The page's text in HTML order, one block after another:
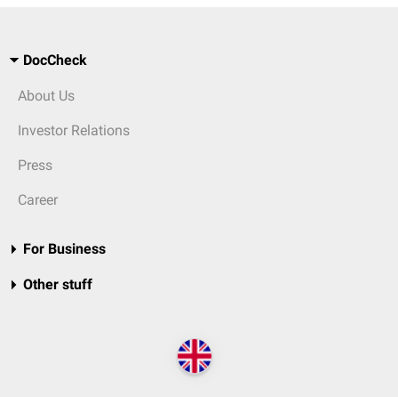
DocCheck
About Us
Investor Relations
Press
Career
For Business
Other stuff